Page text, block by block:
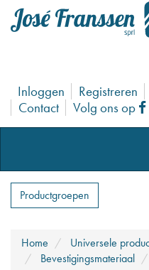
Inloggen Registreren
Contact
Volg ons op
Productgroepen
Home
Universele
Bevestigingsmateriaal